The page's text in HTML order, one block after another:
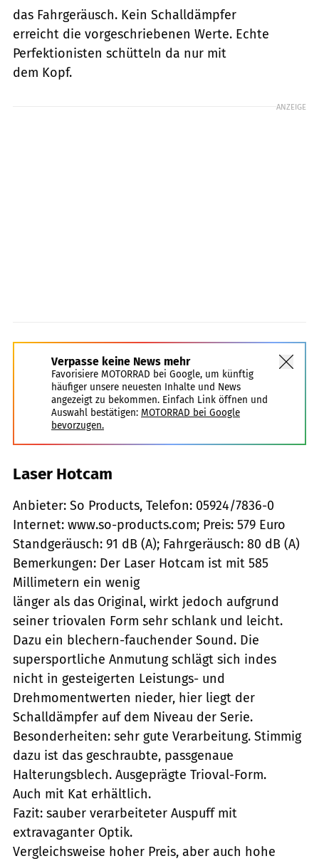
das Fahrgeräusch. Kein Schalldämpfer
erreicht die vorgeschriebenen Werte. Echte
Perfektionisten schütteln da nur mit
dem Kopf.
ANZEIGE
Verpasse keine News mehr
Favorisiere MOTORRAD bei Google, um künftig
häufiger unsere neuesten Inhalte und News
angezeigt zu bekommen. Einfach Link öffnen und
Auswahl bestätigen: MOTORRAD bei Google
bevorzugen.
Laser Hotcam
Anbieter: So Products, Telefon: 05924/7836-0
Internet: www.so-products.com; Preis: 579 Euro
Standgeräusch: 91 dB (A); Fahrgeräusch: 80 dB (A)
Bemerkungen: Der Laser Hotcam ist mit 585
Millimetern ein wenig
länger als das Original, wirkt jedoch aufgrund
seiner triovalen Form sehr schlank und leicht.
Dazu ein blechern-fauchender Sound. Die
supersportliche Anmutung schlägt sich indes
nicht in gesteigerten Leistungs- und
Drehmomentwerten nieder, hier liegt der
Schalldämpfer auf dem Niveau der Serie.
Besonderheiten: sehr gute Verarbeitung. Stimmig
dazu ist das geschraubte, passgenaue
Halterungsblech. Ausgeprägte Trioval-Form.
Auch mit Kat erhältlich.
Fazit: sauber verarbeiteter Auspuff mit
extravaganter Optik.
Vergleichsweise hoher Preis, aber auch hohe